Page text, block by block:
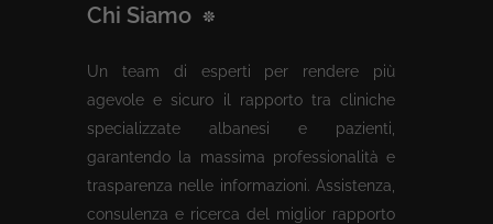
Chi Siamo
Un team di esperti per rendere più
agevole e sicuro il rapporto tra cliniche
specializzate albanesi e pazienti,
garantendo la massima professionalità e
trasparenza nelle informazioni. Assistenza,
consulenza e ricerca del miglior rapporto